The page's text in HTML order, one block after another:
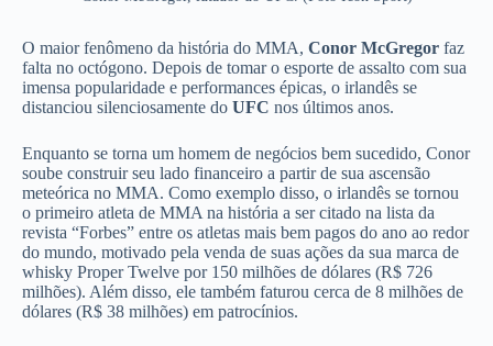
O maior fenômeno da história do MMA, Conor McGregor faz
falta no octógono. Depois de tomar o esporte de assalto com sua
imensa popularidade e performances épicas, o irlandês se
distanciou silenciosamente do UFC nos últimos anos.
Enquanto se torna um homem de negócios bem sucedido, Conor
soube construir seu lado financeiro a partir de sua ascensão
meteórica no MMA. Como exemplo disso, o irlandês se tornou
o primeiro atleta de MMA na história a ser citado na lista da
revista “Forbes” entre os atletas mais bem pagos do ano ao redor
do mundo, motivado pela venda de suas ações da sua marca de
whisky Proper Twelve por 150 milhões de dólares (R$ 726
milhões). Além disso, ele também faturou cerca de 8 milhões de
dólares (R$ 38 milhões) em patrocínios.